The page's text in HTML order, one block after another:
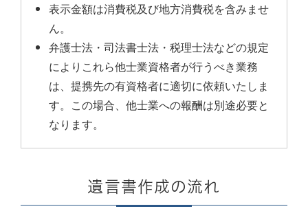
表示金額は消費税及び地方消費税を含みませ
ん。
弁護士法・司法書士法・税理士法などの規定
によりこれら他士業資格者が行うべき業務
は、提携先の有資格者に適切に依頼いたしま
す。この場合、他士業への報酬は別途必要と
なります。
遺言書作成の流れ